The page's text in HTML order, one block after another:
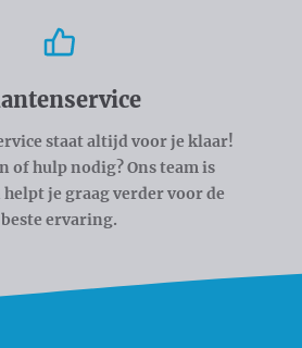
staat altijd voor je klaar!
of hulp nodig? Ons team is
je graag verder voor de
beste ervaring.